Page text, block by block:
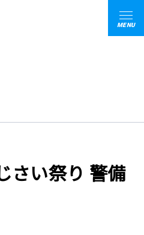
MENU
さい祭り 警備